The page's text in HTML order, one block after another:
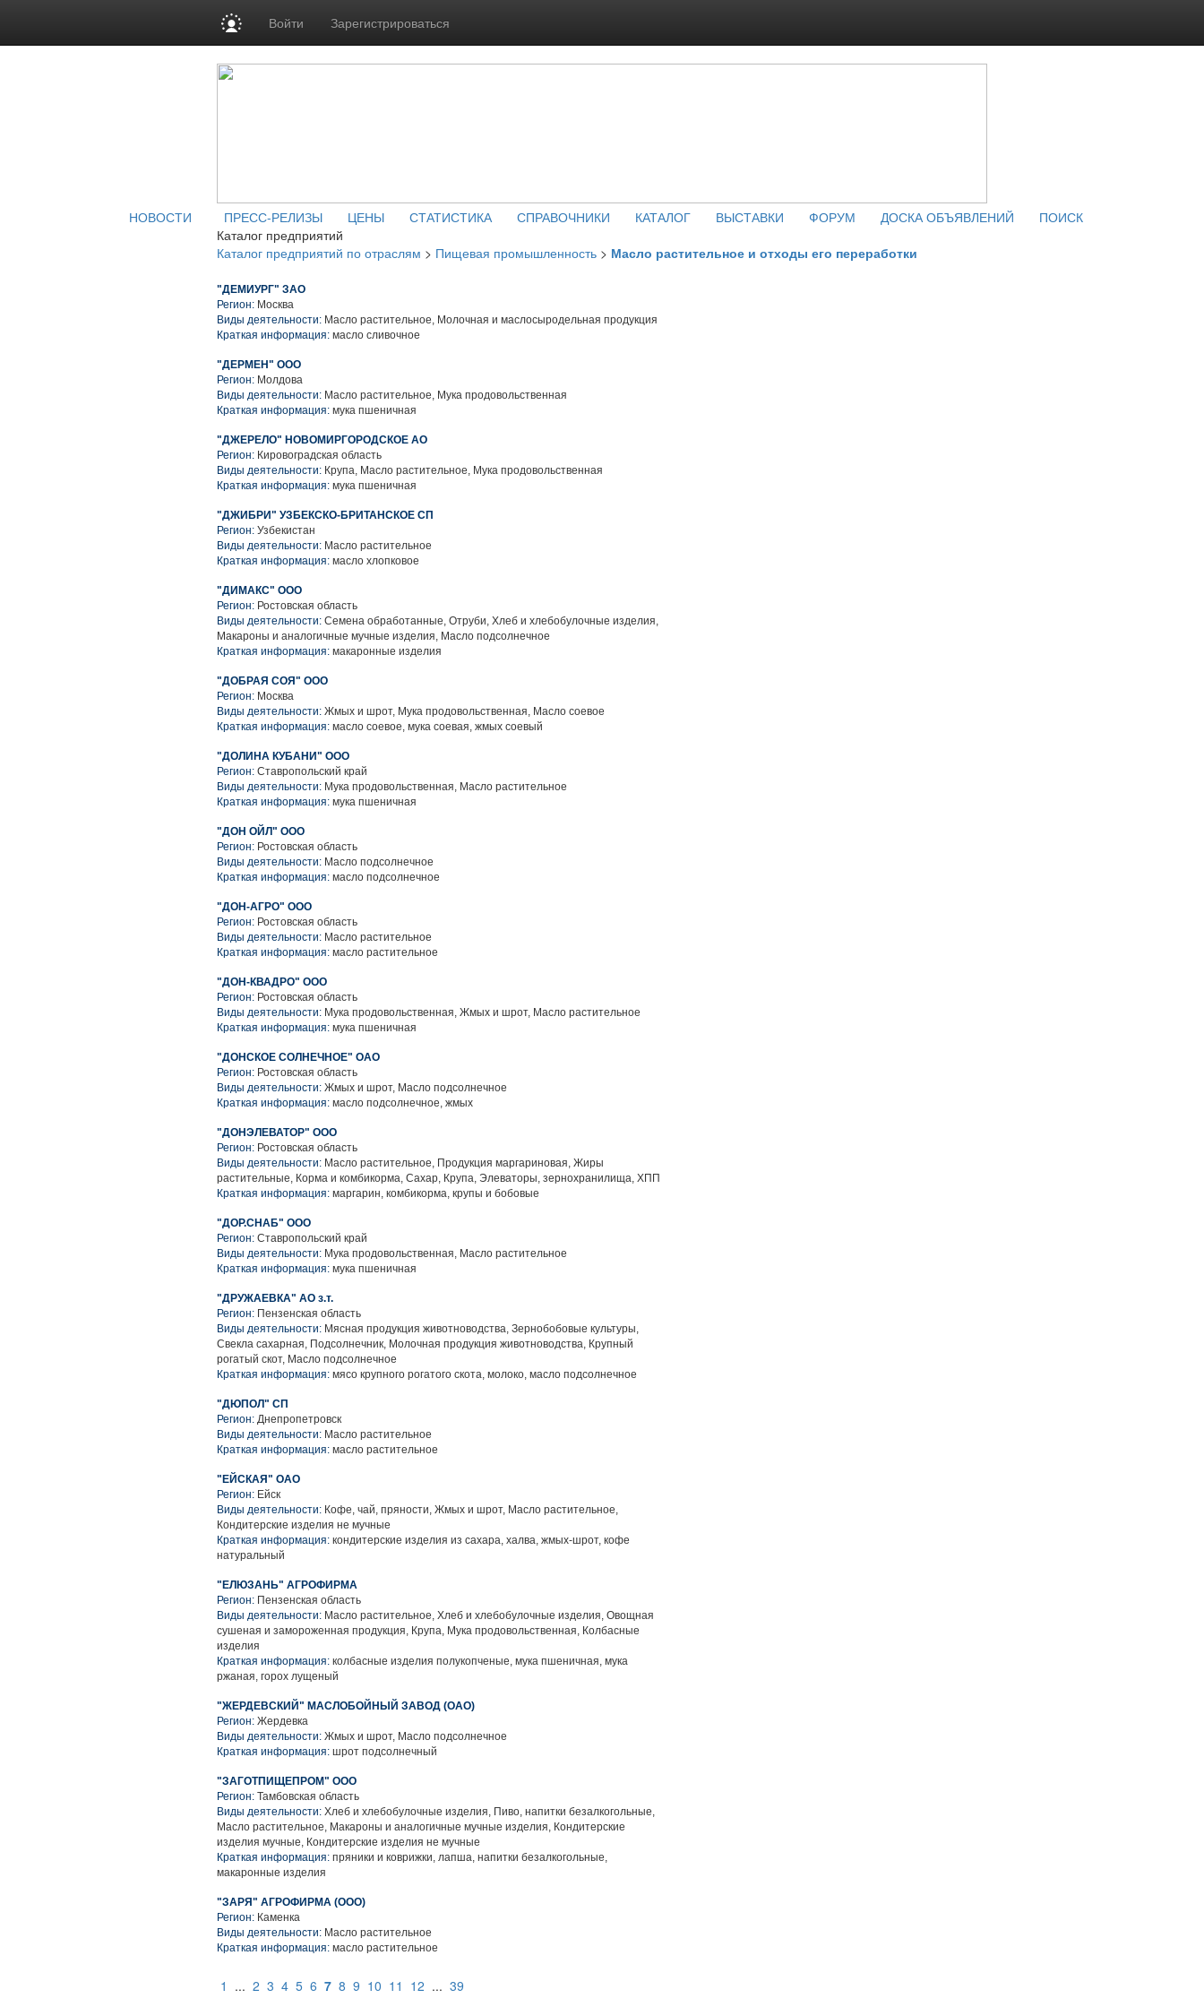
Войти Зарегистрироваться
НОВОСТИ ПРЕСС-РЕЛИЗЫ ЦЕНЫ СТАТИСТИКА СПРАВОЧНИКИ КАТАЛОГ ВЫСТАВКИ ФОРУМ ДОСКА ОБЪЯВЛЕНИЙ
ПОИСК
Каталог предприятий
Каталог предприятий по отраслям > Пищевая промышленность > Масло растительное и отходы его переработки
"ДЕМИУРГ" ЗАО
Регион: Москва
Виды деятельности: Масло растительное, Молочная и маслосыродельная продукция
Краткая информация: масло сливочное
"ДЕРМЕН" ООО
Регион: Молдова
Виды деятельности: Масло растительное, Мука продовольственная
Краткая информация: мука пшеничная
"ДЖЕРЕЛО" НОВОМИРГОРОДСКОЕ АО
Регион: Кировоградская область
Виды деятельности: Крупа, Масло растительное, Мука продовольственная
Краткая информация: мука пшеничная
"ДЖИБРИ" УЗБЕКСКО-БРИТАНСКОЕ СП
Регион: Узбекистан
Виды деятельности: Масло растительное
Краткая информация: масло хлопковое
"ДИМАКС" ООО
Регион: Ростовская область
Виды деятельности: Семена обработанные, Отруби, Хлеб и хлебобулочные изделия,
Макароны и аналогичные мучные изделия, Масло подсолнечное
Краткая информация: макаронные изделия
"ДОБРАЯ СОЯ" ООО
Регион: Москва
Виды деятельности: Жмых и шрот, Мука продовольственная, Масло соевое
Краткая информация: масло соевое, мука соевая, жмых соевый
"ДОЛИНА КУБАНИ" ООО
Регион: Ставропольский край
Виды деятельности: Мука продовольственная, Масло растительное
Краткая информация: мука пшеничная
"ДОН ОЙЛ" ООО
Регион: Ростовская область
Виды деятельности: Масло подсолнечное
Краткая информация: масло подсолнечное
"ДОН-АГРО" ООО
Регион: Ростовская область
Виды деятельности: Масло растительное
Краткая информация: масло растительное
"ДОН-КВАДРО" ООО
Регион: Ростовская область
Виды деятельности: Мука продовольственная, Жмых и шрот, Масло растительное
Краткая информация: мука пшеничная
"ДОНСКОЕ СОЛНЕЧНОЕ" ОАО
Регион: Ростовская область
Виды деятельности: Жмых и шрот, Масло подсолнечное
Краткая информация: масло подсолнечное, жмых
"ДОНЭЛЕВАТОР" ООО
Регион: Ростовская область
Виды деятельности: Масло растительное, Продукция маргариновая, Жиры
растительные, Корма и комбикорма, Сахар, Крупа, Элеваторы, зернохранилища, ХПП
Краткая информация: маргарин, комбикорма, крупы и бобовые
"ДОР.СНАБ" ООО
Регион: Ставропольский край
Виды деятельности: Мука продовольственная, Масло растительное
Краткая информация: мука пшеничная
"ДРУЖАЕВКА" АО з.т.
Регион: Пензенская область
Виды деятельности: Мясная продукция животноводства, Зернобобовые культуры,
Свекла сахарная, Подсолнечник, Молочная продукция животноводства, Крупный
рогатый скот, Масло подсолнечное
Краткая информация: мясо крупного рогатого скота, молоко, масло подсолнечное
"ДЮПОЛ" СП
Регион: Днепропетровск
Виды деятельности: Масло растительное
Краткая информация: масло растительное
"ЕЙСКАЯ" ОАО
Регион: Ейск
Виды деятельности: Кофе, чай, пряности, Жмых и шрот, Масло растительное,
Кондитерские изделия не мучные
Краткая информация: кондитерские изделия из сахара, халва, жмых-шрот, кофе
натуральный
"ЕЛЮЗАНЬ" АГРОФИРМА
Регион: Пензенская область
Виды деятельности: Масло растительное, Хлеб и хлебобулочные изделия, Овощная
сушеная и замороженная продукция, Крупа, Мука продовольственная, Колбасные
изделия
Краткая информация: колбасные изделия полукопченые, мука пшеничная, мука
ржаная, горох лущеный
"ЖЕРДЕВСКИЙ" МАСЛОБОЙНЫЙ ЗАВОД (ОАО)
Регион: Жердевка
Виды деятельности: Жмых и шрот, Масло подсолнечное
Краткая информация: шрот подсолнечный
"ЗАГОТПИЩЕПРОМ" ООО
Регион: Тамбовская область
Виды деятельности: Хлеб и хлебобулочные изделия, Пиво, напитки безалкогольные,
Масло растительное, Макароны и аналогичные мучные изделия, Кондитерские
изделия мучные, Кондитерские изделия не мучные
Краткая информация: пряники и коврижки, лапша, напитки безалкогольные,
макаронные изделия
"ЗАРЯ" АГРОФИРМА (ООО)
Регион: Каменка
Виды деятельности: Масло растительное
Краткая информация: масло растительное
1 ... 2 3 4 5 6 7 8 9 10 11 12 ... 39